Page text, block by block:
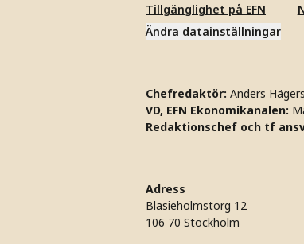
Tillgänglighet på EFN
Ändra datainställningar
Chefredaktör: Anders
VD, EFN Ekonomikanalen:
Redaktionschef och tf
Adress
Blasieholmstorg 12
106 70 Stockholm